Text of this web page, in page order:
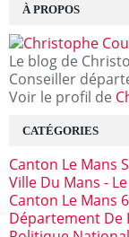
À PROPOS
Le blog de
Conseiller
Voir le profil de
CATÉGORIES
Canton Le Mans
Ville Du Mans -
Canton Le Mans 6
Département De